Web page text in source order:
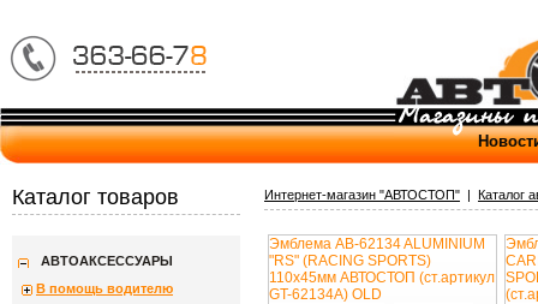
Интернет-магазин "АВТОСТОП" | Каталог
Эмблема AB-62134 ALUMINIUM
"RS" (RACING SPORTS)
110х45мм АВТОСТОП (ст.артикул
GT-62134A) OLD
Каталог товаров
АВТОАКСЕССУАРЫ
В помощь водителю